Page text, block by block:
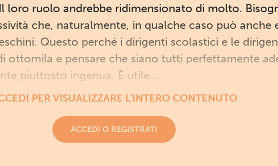
loro ruolo andrebbe ridimensionato di molto.
che, naturalmente, in qualche caso può anche
Questo perché i dirigenti scolastici e le
ottomila e pensare che siano tutti perfettamente
piuttosto ingenua. È utile...
PER VISUALIZZARE L'INTERO CONTENUTO
ACCEDI O REGISTRATI